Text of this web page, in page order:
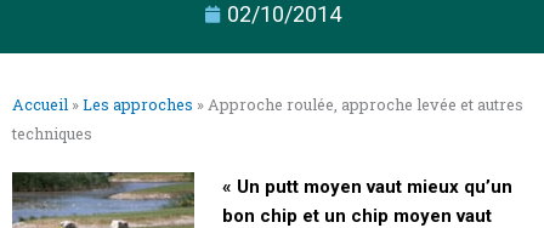
02/10/2014
Accueil »Les approches » Approche roulée, approche levée et autres
techniques
« Un putt moyen vaut mieux qu’un
bon chip et un chip moyen vaut